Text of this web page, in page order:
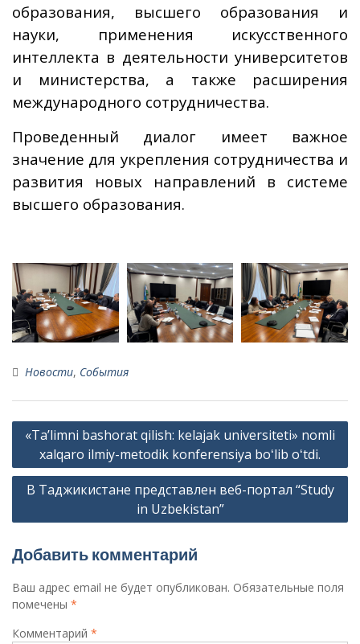
образования, высшего образования и
науки, применения искусственного
интеллекта в деятельности университетов
и министерства, а также расширения
международного сотрудничества.
Проведенный диалог имеет важное
значение для укрепления сотрудничества и
развития новых направлений в системе
высшего образования.
Новости, События
Навигация
записям
«Taʼlimni bashorat qilish: kelajak universiteti» nomli
xalqaro ilmiy-metodik konferensiya boʻlib oʻtdi.
В Таджикистане представлен веб-портал “Study
in Uzbekistan”
Добавить комментарий
Ваш адрес email не будет опубликован. Обязательные поля
помечены *
Комментарий *